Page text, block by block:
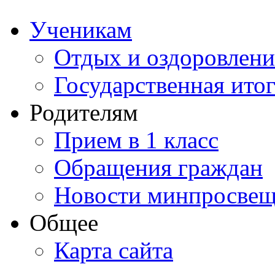
Ученикам
Отдых и
Государственная
Родителям
Прием в 1 класс
Обращения граждан
Новости
Общее
Карта сайта